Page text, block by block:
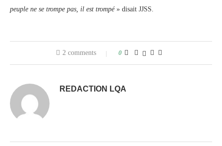
peuple ne se trompe pas, il est trompé » disait JJSS.
2 comments 0
REDACTION LQA